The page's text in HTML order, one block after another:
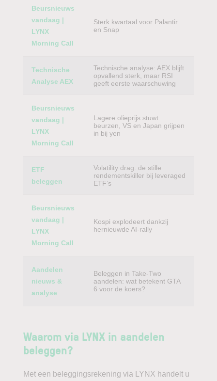
Beursnieuws
vandaag |
LYNX
Morning Call
Sterk kwartaal voor Palantir
en Snap
Technische
Analyse AEX
Technische analyse: AEX blijft
opvallend sterk, maar RSI
geeft eerste waarschuwing
Beursnieuws
vandaag |
LYNX
Morning Call
Lagere olieprijs stuwt
beurzen, VS en Japan grijpen
in bij yen
ETF
beleggen
Volatility drag: de stille
rendementskiller bij leveraged
ETF’s
Beursnieuws
vandaag |
LYNX
Morning Call
Kospi explodeert dankzij
hernieuwde AI-rally
Aandelen
nieuws &
analyse
Beleggen in Take-Two
aandelen: wat betekent GTA
6 voor de koers?
Waarom via LYNX in aandelen
beleggen?
Met een beleggingsrekening via LYNX handelt u